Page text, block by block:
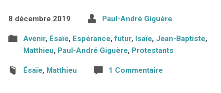
8 décembre 2019 Paul-André Giguère
Avenir, Ésaïe, Espérance,futur, Isaïe, Jean-Baptiste,
Matthieu, Paul-André Giguère, Protestants
Ésaïe, Matthieu 1 Commentaire